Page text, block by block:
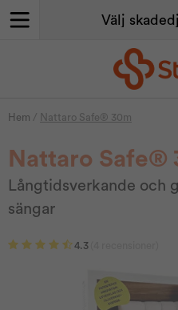
Hem / Nattaro Safe® 30m
Nattaro Safe®
Långtidsverkande och
sängar
4.3